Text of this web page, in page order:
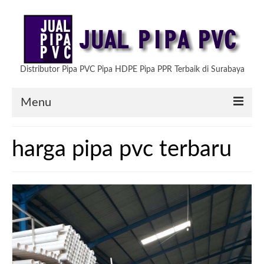
Distributor Pipa PVC Pipa HDPE Pipa PPR Terbaik di Surabaya
Menu
ARTIKEL
PRODUK KAMI
TESTIMONIAL
HUBUNGI KAMI
harga pipa pvc terbaru